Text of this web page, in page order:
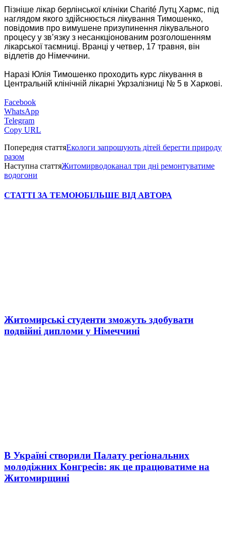
Пізніше лікар берлінської клініки Charité Лутц Хармс, під
наглядом якого здійснюється лікування Тимошенко,
повідомив про вимушене призупинення лікувального
процесу у зв’язку з несанкціонованим розголошенням
лікарської таємниці. Вранці у четвер, 17 травня, він
відлетів до Німеччини.
Наразі Юлія Тимошенко проходить курс лікування в
Центральній клінічній лікарні Укрзалізниці № 5 в Харкові.
Facebook
WhatsApp
Telegram
Copy URL
Попередня статтяЕкологи запрошують дітей берегти природу
разом
Наступна статтяЖитомирводоканал три дні ремонтуватиме
водогони
СТАТТІ ЗА ТЕМОЮБІЛЬШЕ ВІД АВТОРА
Житомирські студенти зможуть здобувати
подвійні дипломи у Німеччині
В Україні створили Палату регіональних
молодіжних Конгресів: як це працюватиме на
Житомирщині